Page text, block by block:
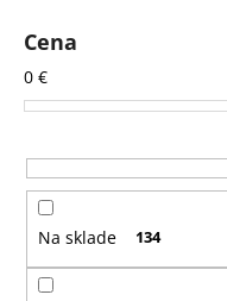
Cena
0 €
Na sklade 134
PRENOSNÝ
GENERÁTOR
OZÓNU
NA
VZDUCHU,
230V,
10G/HOD.
344,40